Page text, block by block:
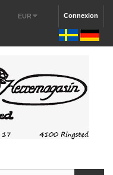
Connexion
EUR